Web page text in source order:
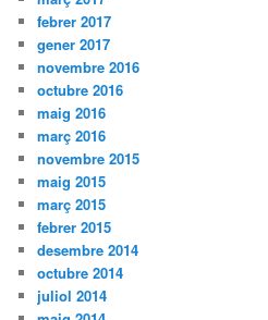
febrer 2017
gener 2017
novembre 2016
octubre 2016
maig 2016
març 2016
novembre 2015
maig 2015
març 2015
febrer 2015
desembre 2014
octubre 2014
juliol 2014